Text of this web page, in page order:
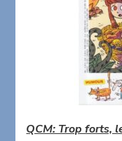
QCM: Trop forts,